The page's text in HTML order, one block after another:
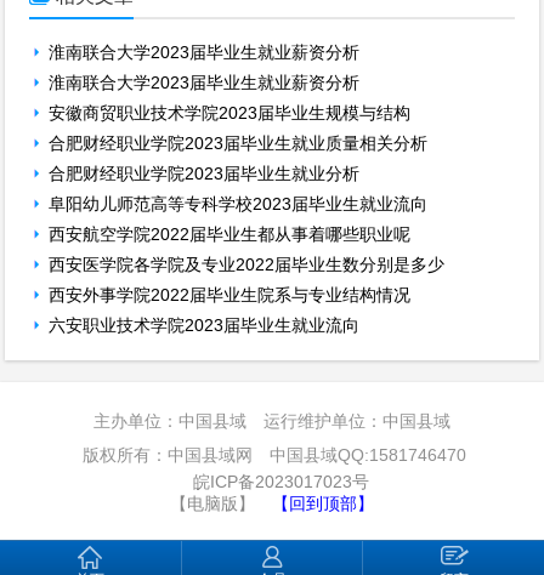
淮南联合大学2023届毕业生就业薪资分析
淮南联合大学2023届毕业生就业薪资分析
安徽商贸职业技术学院2023届毕业生规模与结构
合肥财经职业学院2023届毕业生就业质量相关分析
合肥财经职业学院2023届毕业生就业分析
阜阳幼儿师范高等专科学校2023届毕业生就业流向
西安航空学院2022届毕业生都从事着哪些职业呢
西安医学院各学院及专业2022届毕业生数分别是多少
西安外事学院2022届毕业生院系与专业结构情况
六安职业技术学院2023届毕业生就业流向
主办单位：中国县域 运行维护单位：中国县域
版权所有：中国县域网 中国县域QQ:1581746470
皖ICP备2023017023号
【电脑版】
【回到顶部】